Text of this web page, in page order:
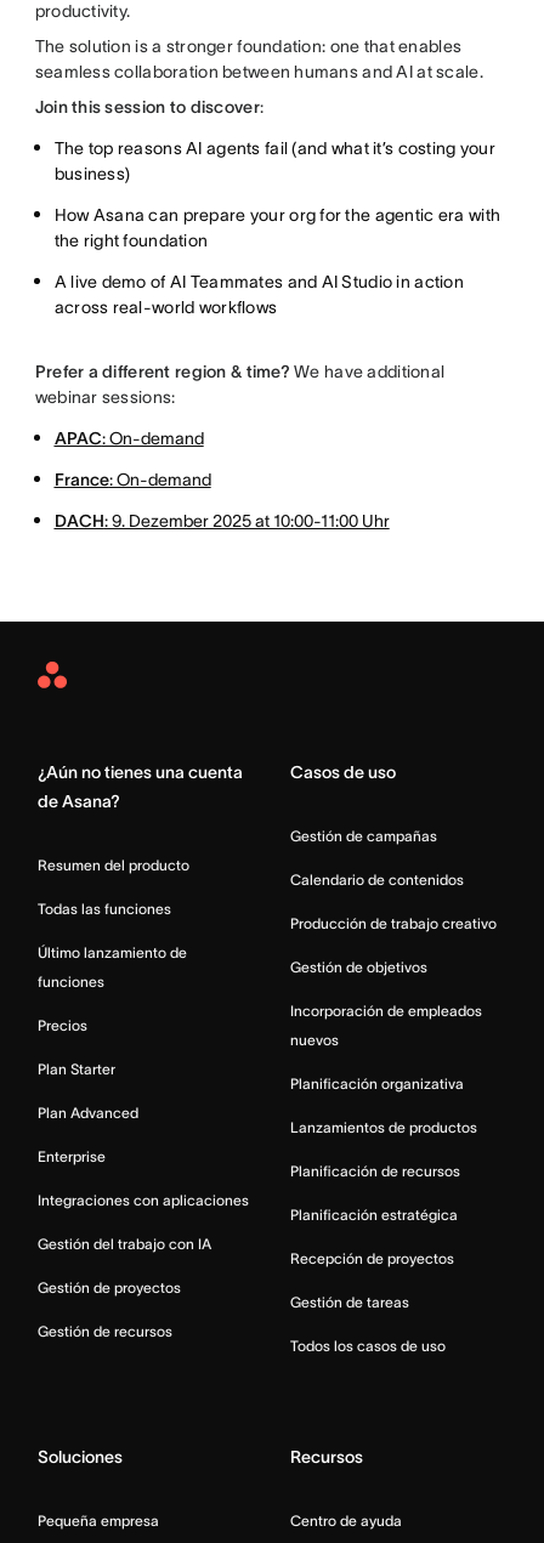
productivity.
The solution is a stronger foundation: one that enables
seamless collaboration between humans and AI at scale.
Join this session to discover:
The top reasons AI agents fail (and what it’s costing your
business)
How Asana can prepare your org for the agentic era with
the right foundation
A live demo of AI Teammates and AI Studio in action
across real-world workflows
Prefer a different region & time? We have additional
webinar sessions:
APAC: On-demand
France: On-demand
DACH: 9. Dezember 2025 at 10:00-11:00 Uhr
Asana
¿Aún no tienes una cuenta
de Asana?
Resumen del producto
Todas las funciones
Último lanzamiento de
funciones
Precios
Plan Starter
Plan Advanced
Enterprise
Integraciones con aplicaciones
Gestión del trabajo con IA
Gestión de proyectos
Gestión de recursos
Casos de uso
Gestión de campañas
Calendario de contenidos
Producción de trabajo creativo
Gestión de objetivos
Incorporación de empleados
nuevos
Planificación organizativa
Lanzamientos de productos
Planificación de recursos
Planificación estratégica
Recepción de proyectos
Gestión de tareas
Todos los casos de uso
Soluciones
Pequeña empresa
Recursos
Centro de ayuda